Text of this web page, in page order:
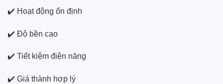
✔️ Hoạt động ổn định
✔️ Độ bền cao
✔️ Tiết kiệm điện năng
✔️ Giá thành hợp lý